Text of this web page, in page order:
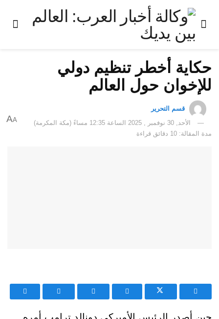
حكاية أخطر تنظيم دولي
للإخوان حول العالم
قسم التحرير
الأحد, 30 نوفمبر , 2025 الساعة 12:35 مساءً (مكة المكرمة)
مدة المقالة: 10 دقائق قراءة
A
A